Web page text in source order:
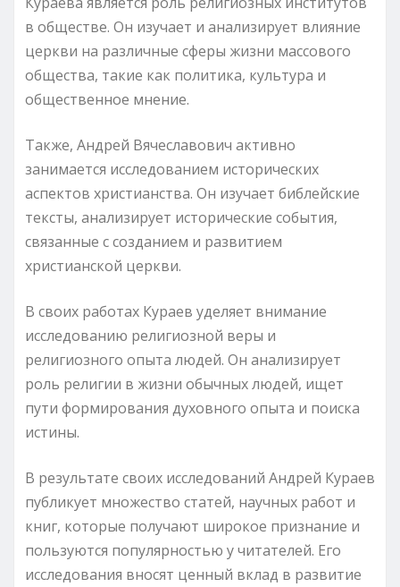
в обществе. Он изучает и анализирует влияние
церкви на различные сферы жизни массового
общества, такие как политика, культура и
общественное мнение.
Также, Андрей Вячеславович активно
занимается исследованием исторических
аспектов христианства. Он изучает библейские
тексты, анализирует исторические события,
связанные с созданием и развитием
христианской церкви.
В своих работах Кураев уделяет внимание
исследованию религиозной веры и
религиозного опыта людей. Он анализирует
роль религии в жизни обычных людей, ищет
пути формирования духовного опыта и поиска
истины.
В результате своих исследований Андрей Кураев
публикует множество статей, научных работ и
книг, которые получают широкое признание и
пользуются популярностью у читателей. Его
исследования вносят ценный вклад в развитие